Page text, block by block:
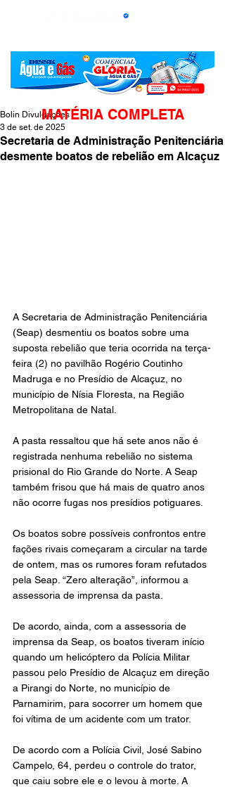
Secretaria de Administração Penitenciária
desmente boatos de rebelião em Alcaçuz
Bolin Divulgações
3 de set. de 2025
A Secretaria de Administração Penitenciária
(Seap) desmentiu os boatos sobre uma
suposta rebelião que teria ocorrida na terça-
feira (2) no pavilhão Rogério Coutinho
Madruga e no Presídio de Alcaçuz, no
município de Nísia Floresta, na Região
Metropolitana de Natal.
A pasta ressaltou que há sete anos não é
registrada nenhuma rebelião no sistema
prisional do Rio Grande do Norte. A Seap
também frisou que há mais de quatro anos
não ocorre fugas nos presídios potiguares.
Os boatos sobre possíveis confrontos entre
fações rivais começaram a circular na tarde
de ontem, mas os rumores foram refutados
pela Seap. “Zero alteração”, informou a
assessoria de imprensa da pasta.
De acordo, ainda, com a assessoria de
imprensa da Seap, os boatos tiveram início
quando um helicóptero da Polícia Militar
passou pelo Presídio de Alcaçuz em direção
a Pirangi do Norte, no município de
Parnamirim, para socorrer um homem que
foi vítima de um acidente com um trator.
De acordo com a Polícia Civil, José Sabino
Campelo, 64, perdeu o controle do trator,
que caiu sobre ele e o levou à morte. A
MATÉRIA COMPLETA